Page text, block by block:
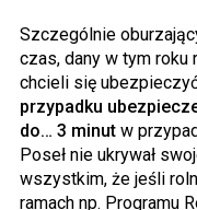
Szczególnie
czas, dany w tym
chcieli się
przypadku
do… 3 minut w
Poseł nie ukrywał
wszystkim, że jeśli
ramach np. Programu